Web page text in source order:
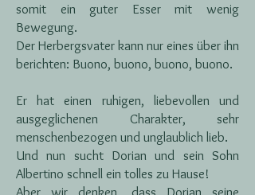
somit ein guter Esser mit wenig
Bewegung.
Der Herbergsvater kann nur eines über ihn
berichten: Buono, buono, buono, buono.
Er hat einen ruhigen, liebevollen und
ausgeglichenen Charakter, sehr
menschenbezogen und unglaublich lieb.
Und nun sucht Dorian und sein Sohn
Albertino schnell ein tolles zu Hause!
Aber wir denken, dass Dorian seine